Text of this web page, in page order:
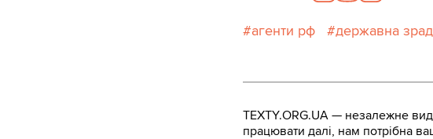
агенти рф державна
TEXTY.ORG.UA — незалежне
працювати далі, нам потрібна